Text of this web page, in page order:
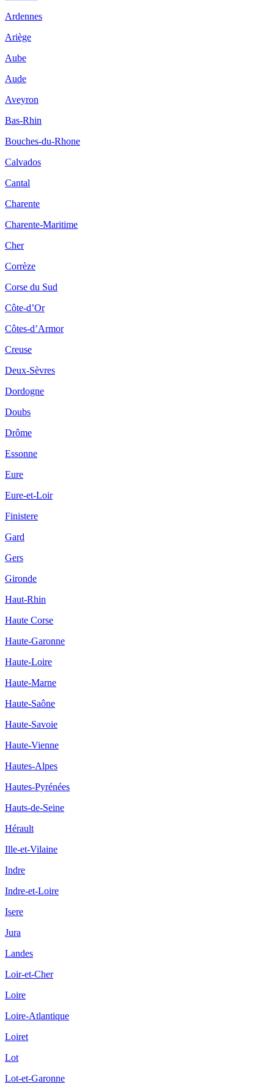
Ardennes
Ariège
Aube
Aude
Aveyron
Bas-Rhin
Bouches-du-Rhone
Calvados
Cantal
Charente
Charente-Maritime
Cher
Corrèze
Corse du Sud
Côte-d’Or
Côtes-d’Armor
Creuse
Deux-Sèvres
Dordogne
Doubs
Drôme
Essonne
Eure
Eure-et-Loir
Finistere
Gard
Gers
Gironde
Haut-Rhin
Haute Corse
Haute-Garonne
Haute-Loire
Haute-Marne
Haute-Saône
Haute-Savoie
Haute-Vienne
Hautes-Alpes
Hautes-Pyrénées
Hauts-de-Seine
Hérault
Ille-et-Vilaine
Indre
Indre-et-Loire
Isere
Jura
Landes
Loir-et-Cher
Loire
Loire-Atlantique
Loiret
Lot
Lot-et-Garonne